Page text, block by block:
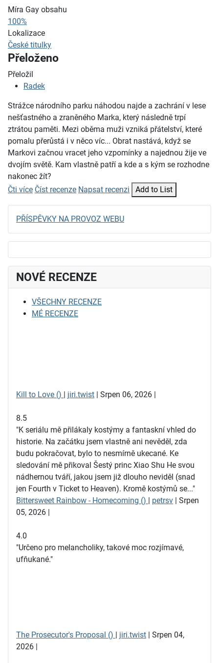
Míra Gay obsahu
100%
Lokalizace
České titulky
Přeloženo
Přeložil
Radek
Strážce národního parku náhodou najde a zachrání v lese
nešťastného a zraněného Marka, který následně trpí
ztrátou paměti. Mezi oběma muži vzniká přátelství, které
pomalu přerůstá i v něco víc... Obrat nastává, když se
Markovi začnou vracet jeho vzpomínky a najednou žije ve
dvojím světě. Kam vlastně patří a kde a s kým se rozhodne
nakonec žít?
Čti více Číst recenze Napsat recenzi Add to List
PŘÍSPĚVKY NA PROVOZ WEBU
NOVÉ RECENZE
VŠECHNY RECENZE
MÉ RECENZE
Kill to Love () | jiri.twist | Srpen 06, 2026 |
8.5
"K seriálu mě přilákaly kostýmy a fantaskní vhled do
historie. Na začátku jsem vlastně ani nevěděl, zda
budu pokračovat, bylo to nesmírně ukecané. Ke
sledování mě přikoval Šestý princ Xiao Shu He svou
nádhernou tváří, jakou jsem již dlouho neviděl (snad
jen Fourth v Ticket to Heaven). Kromě kostýmů se..."
Bittersweet Rainbow - Homecoming () | petrsv | Srpen
05, 2026 |
4.0
"Určeno pro melancholiky, takové moc rozjímavé,
ufňukané."
The Prosecutor's Proposal () | jiri.twist | Srpen 04,
2026 |